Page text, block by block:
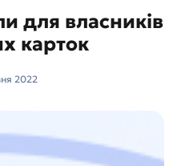
для власників
карток
2022